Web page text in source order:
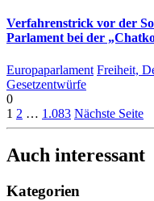
Verfahrenstrick vor der
Parlament bei der
Europaparlament Freiheit,
Gesetzentwürfe
0
1 2 … 1.083 Nächste Seite
Auch interessant
Kategorien